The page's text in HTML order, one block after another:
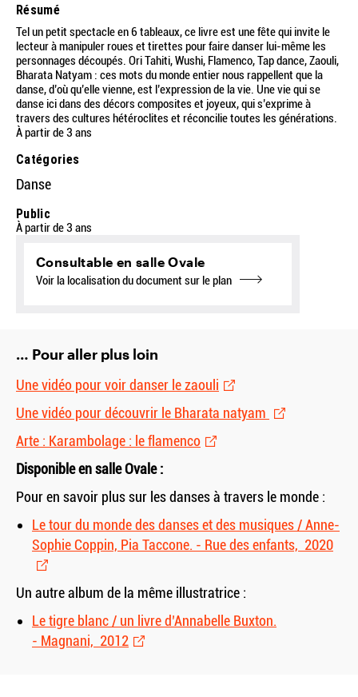
Résumé
Tel un petit spectacle en 6 tableaux, ce livre est une fête qui invite le
lecteur à manipuler roues et tirettes pour faire danser lui-même les
personnages découpés. Ori Tahiti, Wushi, Flamenco, Tap dance, Zaouli,
Bharata Natyam : ces mots du monde entier nous rappellent que la
danse, d’où qu’elle vienne, est l’expression de la vie. Une vie qui se
danse ici dans des décors composites et joyeux, qui s’exprime à
travers des cultures hétéroclites et réconcilie toutes les générations.
À partir de 3 ans
Catégories
Danse
Public
À partir de 3 ans
Consultable en salle Ovale
Voir la localisation du document sur le plan
… Pour aller plus loin
Une vidéo pour voir danser le zaouli
Une vidéo pour découvrir le Bharata natyam
Arte : Karambolage : le flamenco
Disponible en salle Ovale :
Pour en savoir plus sur les danses à travers le monde :
Le tour du monde des danses et des musiques / Anne-
Sophie Coppin, Pia Taccone. - Rue des enfants, 2020
Un autre album de la même illustratrice :
Le tigre blanc / un livre d’Annabelle Buxton.
- Magnani, 2012